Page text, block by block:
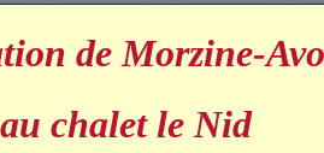
de Morzine-
chalet le Nid